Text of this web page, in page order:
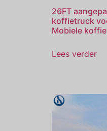
26FT
koffietruck
Mobiele
Lees verder